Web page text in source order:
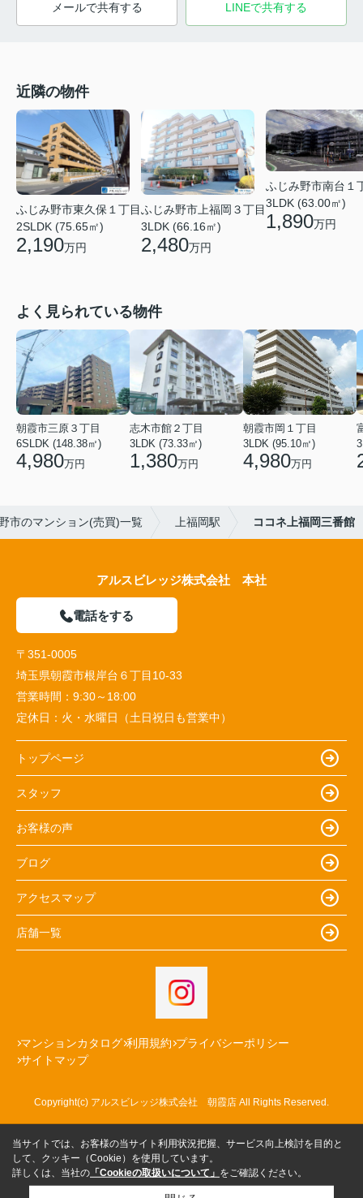
メールで共有する LINEで共有する
近隣の物件
ふじみ野市東久保１丁目
2SLDK (75.65㎡)
2,190万円
ふじみ野市上福岡３丁目
3LDK (66.16㎡)
2,480万円
ふじみ野市南台１
3LDK (63.00㎡)
1,890万円
よく見られている物件
朝霞市三原３丁目
6SLDK (148.38㎡)
4,980万円
志木市館２丁目
3LDK (73.33㎡)
1,380万円
朝霞市岡１丁目
3LDK (95.10㎡)
4,980万円
市のマンション(売買)一覧 上福岡駅 ココネ上福岡三番館
アルスビレッジ株式会社 本社
電話をする
〒351-0005
埼玉県朝霞市根岸台６丁目10-33
営業時間： 9:30～18:00
定休日： 火・水曜日（土日祝日も営業中）
トップページ
スタッフ
お客様の声
ブログ
アクセスマップ
店舗一覧
マンションカタログ 利用規約 プライバシーポリシー
サイトマップ
Copyright(c) アルスビレッジ株式会社 朝霞店 All Rights Reserved.
当サイトでは、お客様の当サイト利用状況把握、サービス向上検討を目的と
して、クッキー（Cookie）を使用しています。
詳しくは、当社の 「Cookieの取扱いについて」 をご確認ください。